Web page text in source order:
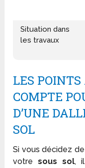
Situation dans
les travaux
LES
COMPTE
D’UNE
SOL
Si vous décidez
votresous sol,